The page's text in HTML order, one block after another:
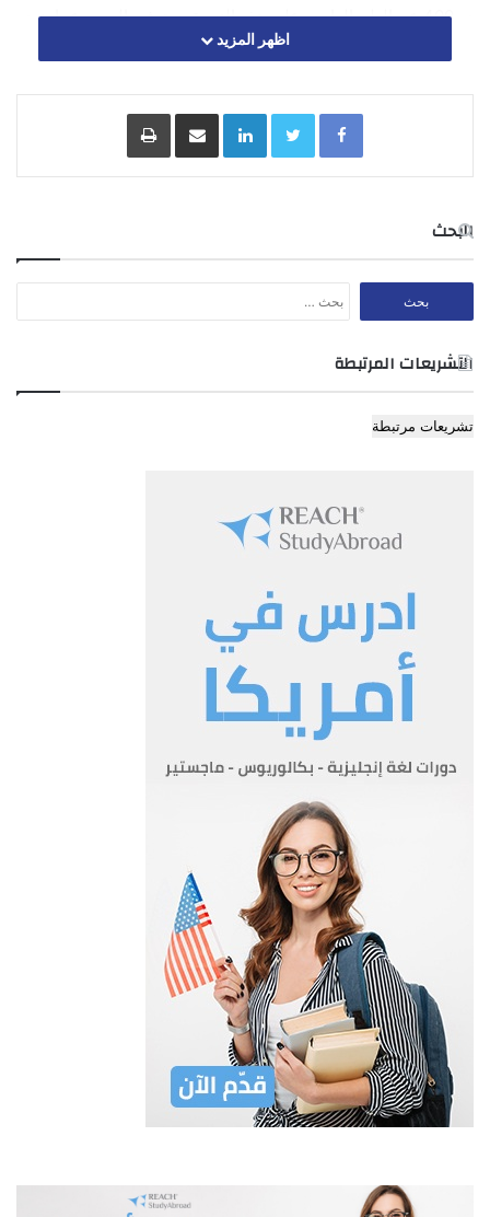
د- 400 عن الطن الواحد وعلى هذه النسبة يستوفى الرسم عما يزيد
وزنه عن المئة كيلوغرام ويقل عن الطن.
المادة 3
يلغى كل نظام تتعارض أحكامه مع أحكام هذا النظام.
اظهر المزيد
Facebook
Twitter
LinkedInمشاركة عبر البريد طباعة
البحث
عن:
التشريعات المرتبطة
تشريعات مرتبطة